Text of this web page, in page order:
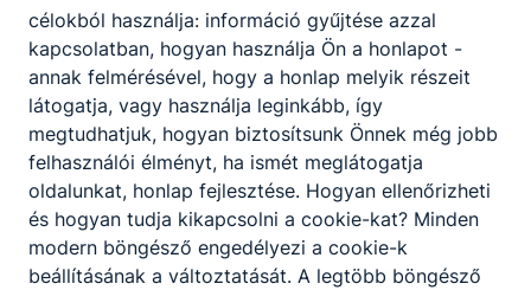
Megosztás
célokból használja: információ gyűjtése azzal
kapcsolatban, hogyan használja Ön a honlapot -
annak felmérésével, hogy a honlap melyik részeit
látogatja, vagy használja leginkább, így
megtudhatjuk, hogyan biztosítsunk Önnek még jobb
felhasználói élményt, ha ismét meglátogatja
oldalunkat, honlap fejlesztése. Hogyan ellenőrizheti
és hogyan tudja kikapcsolni a cookie-kat? Minden
modern böngésző engedélyezi a cookie-k
beállításának a változtatását. A legtöbb böngésző